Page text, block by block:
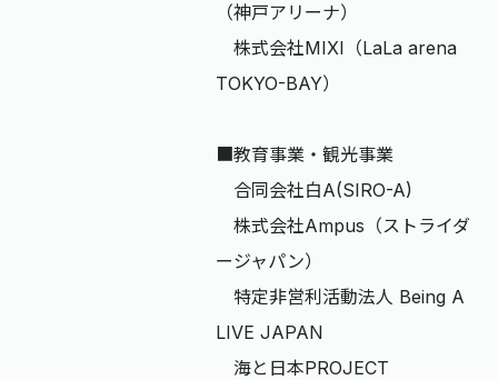
（神戸アリーナ）
株式会社MIXI（LaLa arena
TOKYO-BAY）
​■教育事業・観光事業
合同会社白A(SIRO-A)
株式会社Ampus（ストライダ
ージャパン）
特定非営利活動法人 Being A
LIVE JAPAN
海と日本PROJECT